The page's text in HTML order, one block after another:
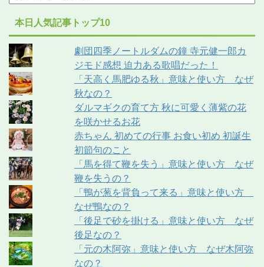
本日人気記事トップ10
劇団四季ノートルダムの鐘 寺元健一郎カ
ジモド感想 迫力ある歌唱だった！
「天高く馬肥ゆる秋」意味と使い方 なぜ
秋なの？
ダルマギクの育て方 秋に可愛く薄紫の花
を咲かせるお花
赤ちゃん 初めての行事 お食い初め 初誕生
初節句のこと
「馬を得て鞭を失う」意味と使い方 なぜ
鞭を失うの？
「鴨が葱を背負って来る」意味と使い方
なぜ鴨なの？
「後足で砂を掛ける」意味と使い方 なぜ
後足なの？
「元の木阿弥」意味と使い方 なぜ木阿弥
なの？